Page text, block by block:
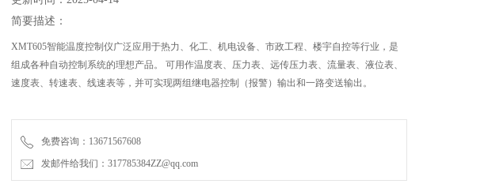
简要描述：
XMT605智能温度控制仪广泛应用于热力、化工、机电设备、市政工程、楼宇自控等行业，是
组成各种自动控制系统的理想产品。 可用作温度表、压力表、远传压力表、流量表、液位表、
速度表、转速表、线速表等，并可实现两组继电器控制（报警）输出和一路变送输出。
免费咨询：13671567608
发邮件给我们：317785384ZZ@qq.com